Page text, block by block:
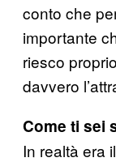
conto che
importante
riesco
davvero
Come ti sei
In realtà era